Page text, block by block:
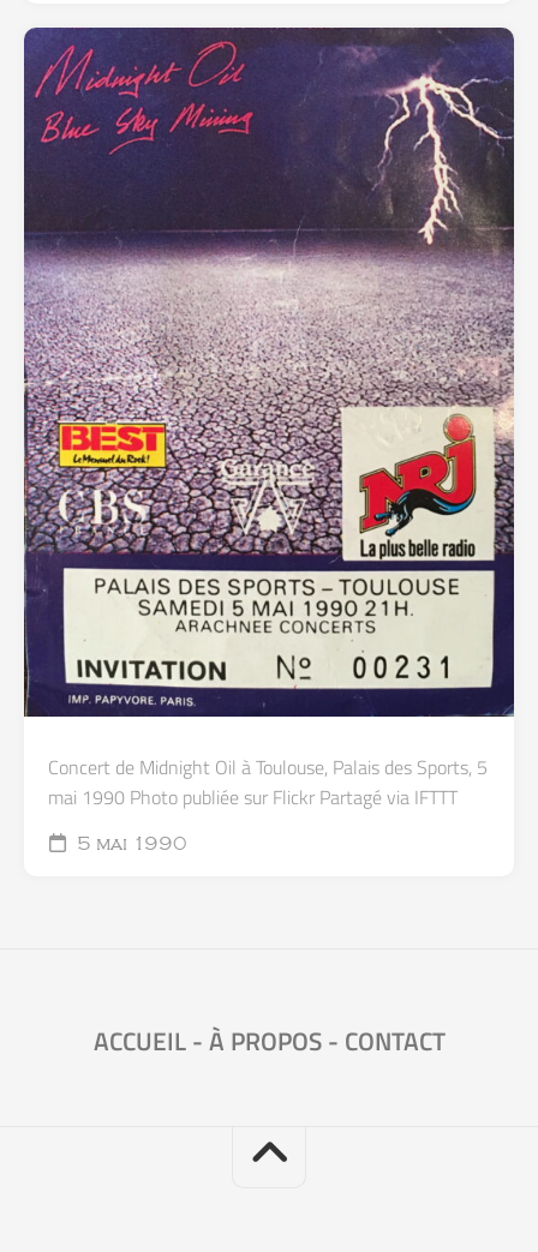
Concert de Midnight Oil à Toulouse, Palais des Sports, 5
mai 1990 Photo publiée sur Flickr Partagé via IFTTT
5 mai 1990
ACCUEIL-À PROPOS- CONTACT